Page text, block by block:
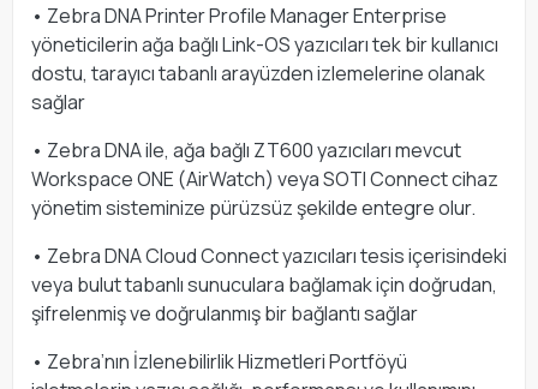
• Zebra DNA Printer Profile Manager Enterprise
yöneticilerin ağa bağlı Link-OS yazıcıları tek bir kullanıcı
dostu, tarayıcı tabanlı arayüzden izlemelerine olanak
sağlar
• Zebra DNA ile, ağa bağlı ZT600 yazıcıları mevcut
Workspace ONE (AirWatch) veya SOTI Connect cihaz
yönetim sisteminize pürüzsüz şekilde entegre olur.
• Zebra DNA Cloud Connect yazıcıları tesis içerisindeki
veya bulut tabanlı sunuculara bağlamak için doğrudan,
şifrelenmiş ve doğrulanmış bir bağlantı sağlar
• Zebra’nın İzlenebilirlik Hizmetleri Portföyü